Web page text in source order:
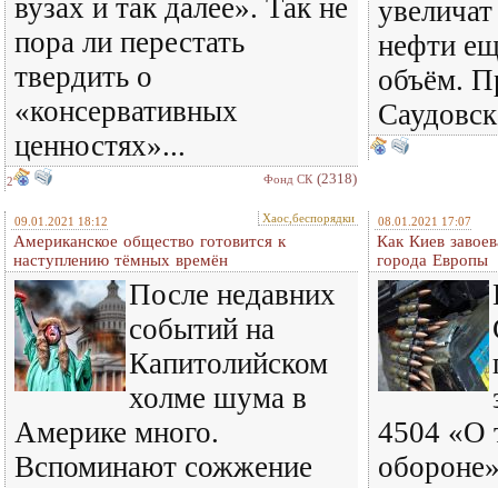
вузах и так далее». Так не
пора ли перестать
твердить о
«консервативных
ценностях»...
2 Фонд СК (2318)
нефти
объём.
09.01.2021 18:12 Хаос,беспорядки
Американское общество готовится к
наступлению тёмных времён
После недавних
событий на
Капитолийском
холме шума в
Америке много.
Вспоминают сожжение
08.01.2021 17:07
Как Киев
города Европы
4504 «О